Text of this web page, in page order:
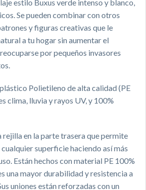
estilo Buxus verde intenso y blanco,
Se pueden combinar con otros
y figuras creativas que le
a tu hogar sin aumentar el
por pequeños invasores
Polietileno de alta calidad (PE
clima, lluvia y rayos UV, y 100%
rejilla en la parte trasera que permite
superficie haciendo así más
Están hechos con material PE 100%
una mayor durabilidad y resistencia a
uniones están reforzadas con un